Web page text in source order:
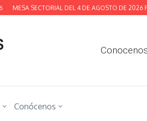
MESA SECTORIAL DEL 4 DE AGOSTO DE 2026
Conócenos